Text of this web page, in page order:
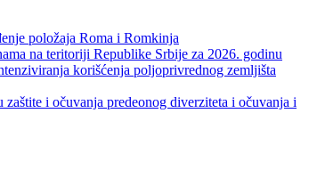
položaja Roma i Romkinja
na teritoriji Republike Srbije za 2026. godinu
korišćenja poljoprivrednog zemljišta
i očuvanja predeonog diverziteta i očuvanja i